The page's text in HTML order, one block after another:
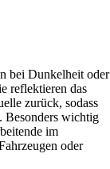
bei Dunkelheit oder
reflektieren das
zurück, sodass
Besonders wichtig
im
oder